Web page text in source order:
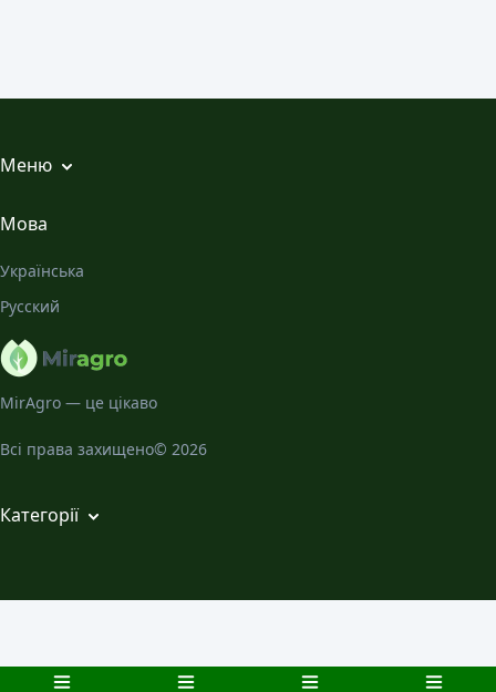
MirAgro — це цікаво
Всі права захищено© 2026
Меню
Всі статті
Галерея
Про нас
Категорії
Декоративно-листяні садові рослини
Розсада
Мова
Українська
Русский